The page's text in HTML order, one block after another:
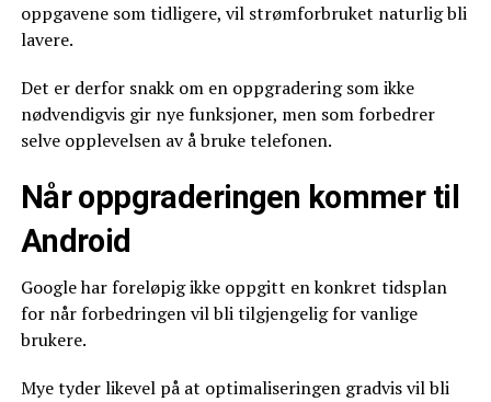
oppgavene som tidligere, vil strømforbruket naturlig bli
lavere.
Det er derfor snakk om en oppgradering som ikke
nødvendigvis gir nye funksjoner, men som forbedrer
selve opplevelsen av å bruke telefonen.
Når oppgraderingen kommer til
Android
Google har foreløpig ikke oppgitt en konkret tidsplan
for når forbedringen vil bli tilgjengelig for vanlige
brukere.
Mye tyder likevel på at optimaliseringen gradvis vil bli